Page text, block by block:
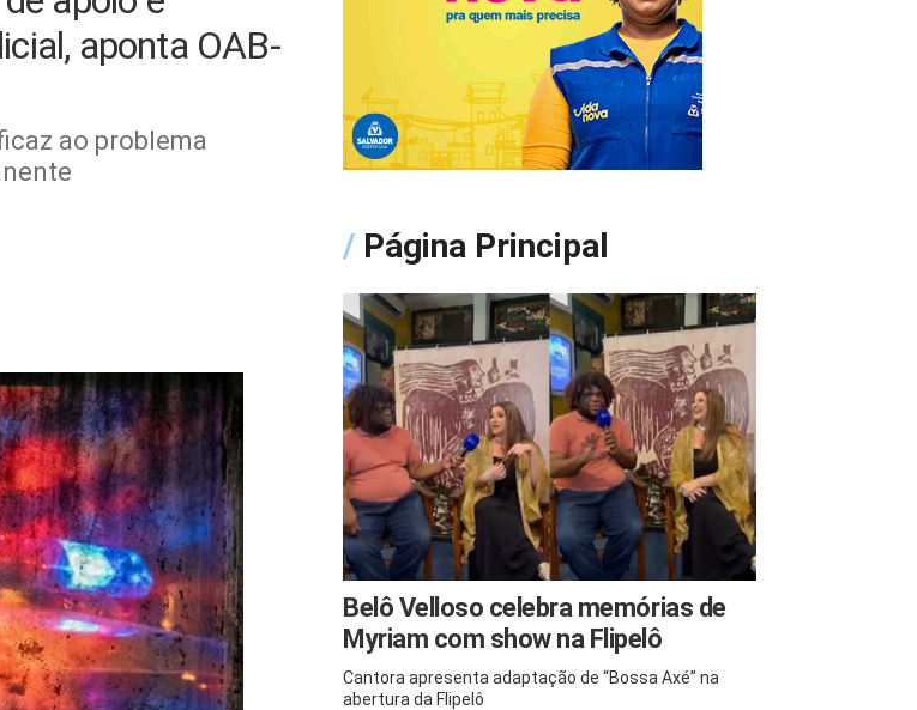
aponta OAB-
ao problema
/ Página Principal
Belô Velloso celebra memórias de
Myriam com show na Flipelô
Cantora apresenta adaptação de “Bossa Axé” na
abertura da Flipelô